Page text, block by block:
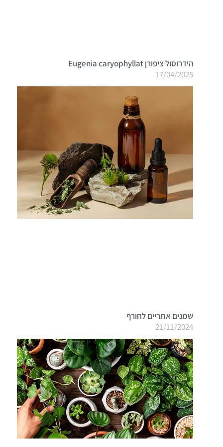
הידרוסול ציפורן Eugenia caryophyllat
17/04/2025
שמנים אתריים לחורף
21/11/2024